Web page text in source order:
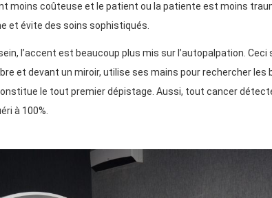
moins coûteuse et le patient ou la patiente est moins
et évite des soins sophistiqués.
l’accent est beaucoup plus mis sur l’autopalpation. Ceci
et devant un miroir, utilise ses mains pour rechercher les
le tout premier dépistage. Aussi, tout cancer
à 100%.